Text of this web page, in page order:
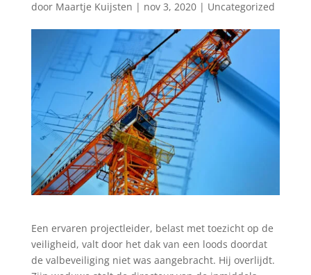
door Maartje Kuijsten | nov 3, 2020| Uncategorized
Een ervaren projectleider, belast met toezicht op de
veiligheid, valt door het dak van een loods doordat
de valbeveiliging niet was aangebracht. Hij overlijdt.